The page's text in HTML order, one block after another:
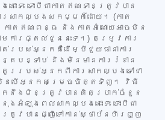
ះទេ ទោះបីជាកាតឥណទានត្រូវបាន
ារសាកល្បងសកម្មក៏ដោយ។ (កាត
កាតឥណពន្ធ និងកាតអំណោយអាចមិន
ារផ្តល់ជូននេះទេ។) តម្រូវការ
របស់អ្នកគឺដើម្បីជួយធានាការ
ន្តបន្ទាប់ និងមិនមានការរំខាន
ររបស់អ្នកពីការសាកល្បងទៅជា
សិនបើអ្នកសម្រេចចិត្តទិញ។ វិធី
កនឹងមិនត្រូវបានគិតប្រាក់ចំនួន
អំឡុងពេលសាកល្បងនោះទេ ទោះបីជា
ត្រូវបានផ្ញើទៅកាន់ស្ថាប័នហិរញ្ញ